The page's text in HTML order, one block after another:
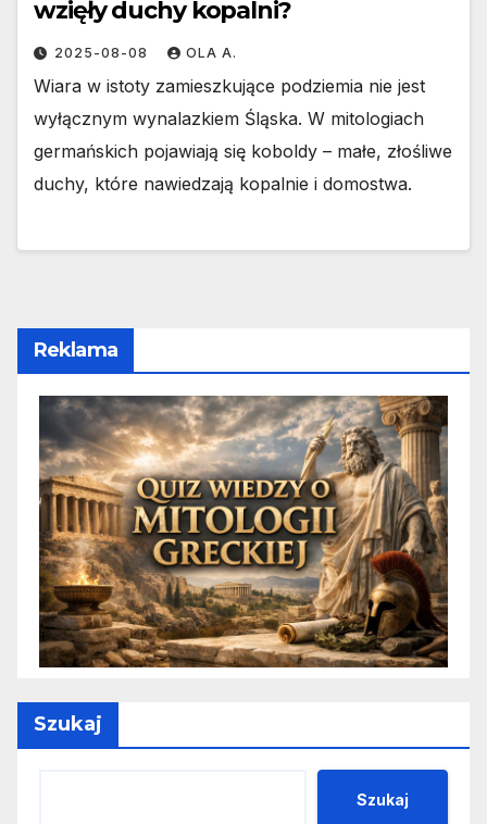
wzięły duchy kopalni?
2025-08-08 OLA A.
Wiara w istoty zamieszkujące podziemia nie jest
wyłącznym wynalazkiem Śląska. W mitologiach
germańskich pojawiają się koboldy – małe, złośliwe
duchy, które nawiedzają kopalnie i domostwa.
Reklama
Szukaj
Szukaj